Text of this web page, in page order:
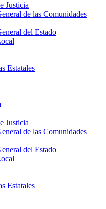
Justicia
de las Comunidades
del Estado
Estatales
Justicia
de las Comunidades
del Estado
Estatales